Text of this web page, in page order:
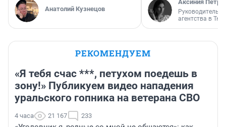
Анатолий Кузнецов
Аксиния
Руководитель
агентства в
РЕКОМЕНДУЕМ
«Я тебя счас ***, петухом поедешь в
зону!» Публикуем видео нападения
уральского гопника на ветерана СВО
4 часа 21 167 233